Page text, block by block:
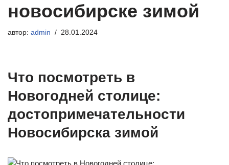
новосибирске зимой
автор: admin 28.01.2024
Что посмотреть в
Новогодней столице:
достопримечательности
Новосибирска зимой